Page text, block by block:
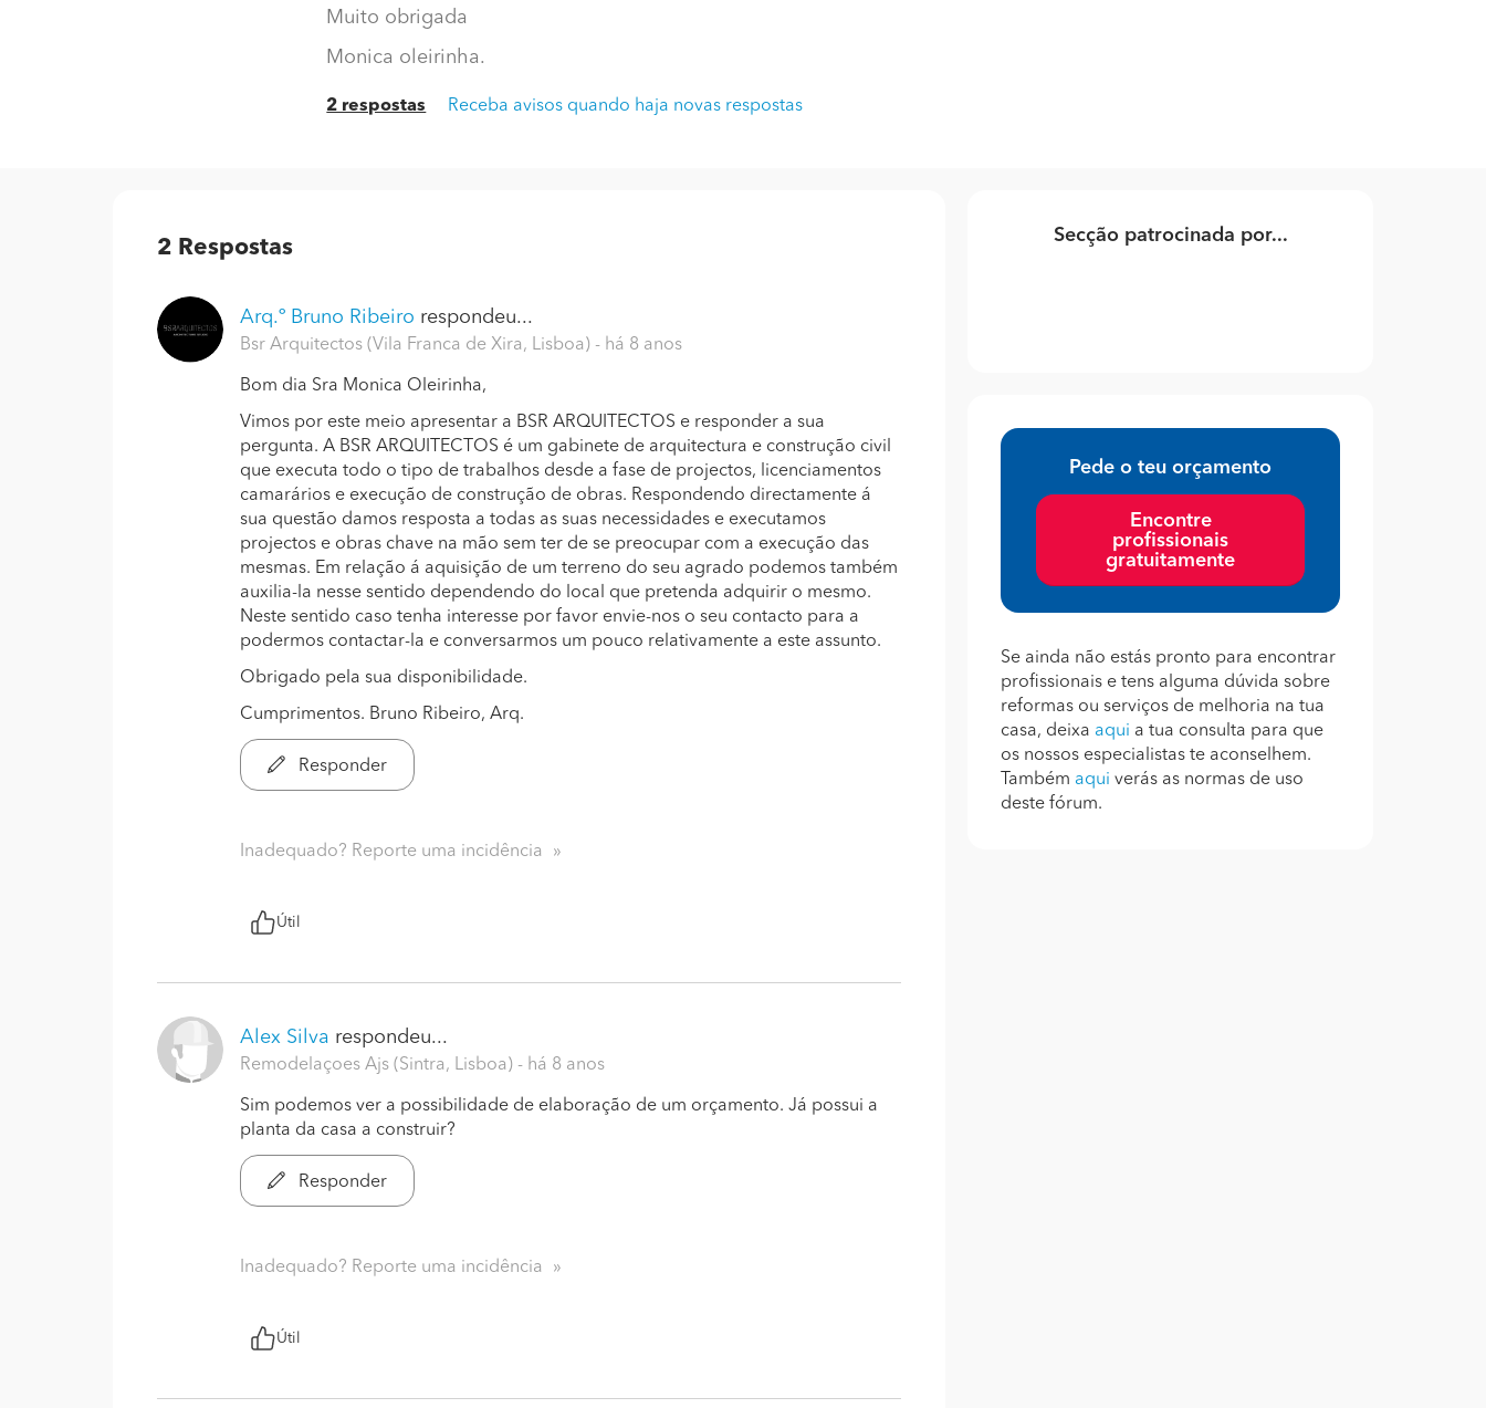
Muito obrigada
Monica oleirinha.
2 respostas Receba avisos quando haja novas respostas
2 Respostas
Arq.º Bruno Ribeiro respondeu...
Bsr Arquitectos (Vila Franca de Xira, Lisboa) - há 8 anos
Bom dia Sra Monica Oleirinha,
Vimos por este meio apresentar a BSR ARQUITECTOS e responder a sua
pergunta. A BSR ARQUITECTOS é um gabinete de arquitectura e construção civil
que executa todo o tipo de trabalhos desde a fase de projectos, licenciamentos
camarários e execução de construção de obras. Respondendo directamente á
sua questão damos resposta a todas as suas necessidades e executamos
projectos e obras chave na mão sem ter de se preocupar com a execução das
mesmas. Em relação á aquisição de um terreno do seu agrado podemos também
auxilia-la nesse sentido dependendo do local que pretenda adquirir o mesmo.
Neste sentido caso tenha interesse por favor envie-nos o seu contacto para a
podermos contactar-la e conversarmos um pouco relativamente a este assunto.
Obrigado pela sua disponibilidade.
Cumprimentos. Bruno Ribeiro, Arq.
Responder
Inadequado? Reporte uma incidência
Útil
Alex Silva respondeu...
Remodelaçoes Ajs (Sintra, Lisboa) - há 8 anos
Sim podemos ver a possibilidade de elaboração de um orçamento. Já possui a
planta da casa a construir?
Responder
Inadequado? Reporte uma incidência
Útil
Secção patrocinada por...
Pede o teu orçamento
Encontre
profissionais
gratuitamente
Se ainda não estás pronto para encontrar
profissionais e tens alguma dúvida sobre
reformas ou serviços de melhoria na tua
casa, deixa aqui a tua consulta para que
os nossos especialistas te aconselhem.
Também aqui verás as normas de uso
deste fórum.